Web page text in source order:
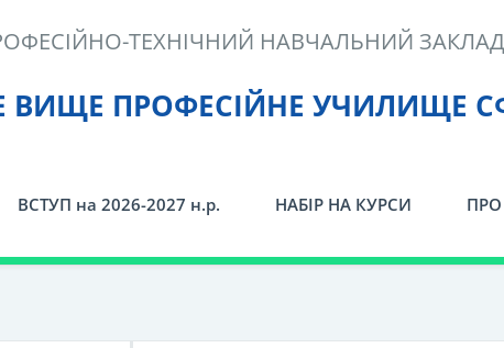
ВИЩЕ ПРОФЕСІЙНЕ УЧИЛИЩЕ
ТЕХНІЧНИЙ НАВЧАЛЬНИЙ ЗАКЛАД
ВСТУП на 2026-2027 н.р. НАБІР НА КУРСИ ПРО